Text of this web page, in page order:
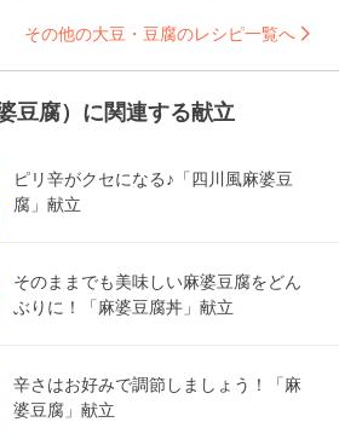
その他の大豆・豆腐のレシピ一覧へ
豆腐）に関連する献立
ピリ辛がクセになる♪「四川風麻婆豆
腐」献立
そのままでも美味しい麻婆豆腐をどん
ぶりに！「麻婆豆腐丼」献立
辛さはお好みで調節しましょう！「麻
婆豆腐」献立